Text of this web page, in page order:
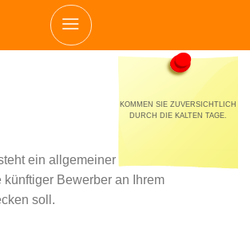
KOMMEN SIE ZUVERSICHTLICH
DURCH DIE KALTEN TAGE.
ein allgemeiner einführender Text,
künftiger Bewerber an Ihrem
soll.